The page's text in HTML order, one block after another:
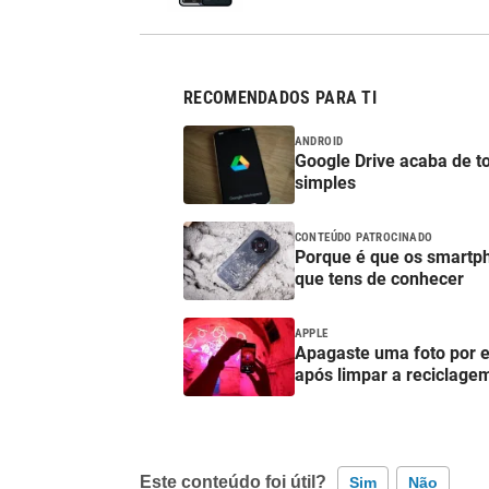
RECOMENDADOS PARA TI
ANDROID
Google Drive acaba de
simples
CONTEÚDO PATROCINADO
Porque é que os
que tens de conhecer
APPLE
Apagaste uma foto por
após limpar a
Este conteúdo foi útil? Sim Não